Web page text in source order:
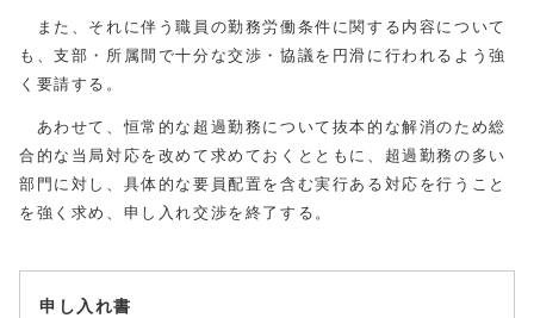
また、それに伴う職員の勤務労働条件に関する内容について
も、支部・所属間で十分な交渉・協議を円滑に行われるよう強
く要請する。
あわせて、恒常的な超過勤務について抜本的な解消のため総
合的な当局対応を改めて求めておくとともに、超過勤務の多い
部門に対し、具体的な要員配置を含む実行ある対応を行うこと
を強く求め、申し入れ交渉を終了する。
申し入れ書